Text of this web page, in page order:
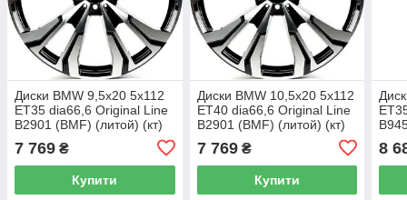
Диски BMW 9,5x20 5x112
ET35 dia66,6 Original Line
B2901 (BMF) (литой) (кт)
7 769 ₴
Купити
Диски BMW 10,5x20 5x112
ET40 dia66,6 Original Line
B2901 (BMF) (литой) (кт)
7 769₴
Купити
8